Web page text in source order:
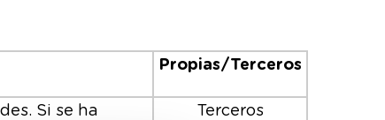
Propias/Terceros
Si se ha
Terceros